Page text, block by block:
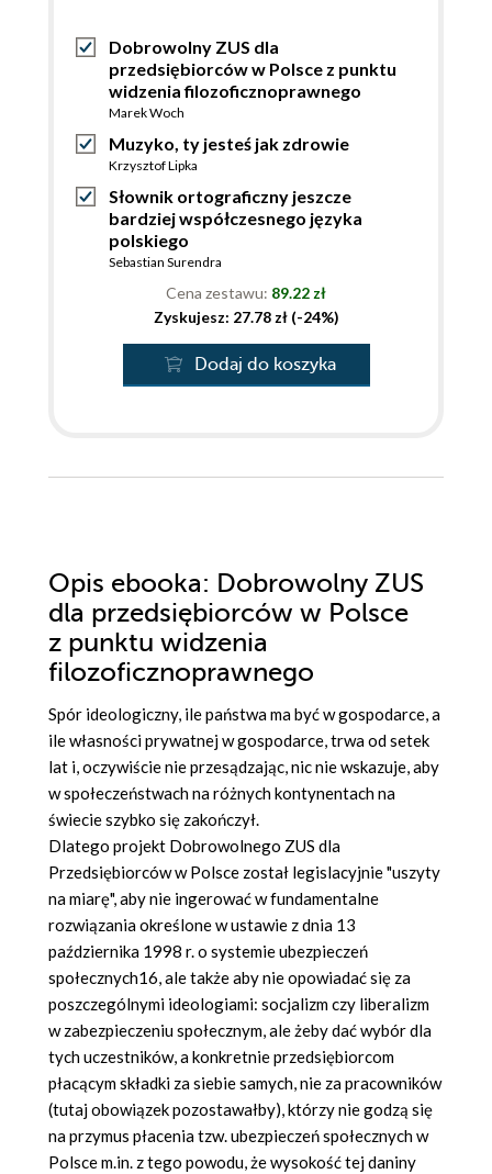
Dobrowolny ZUS dla
przedsiębiorców w Polsce z punktu
widzenia filozoficznoprawnego
Marek Woch
Muzyko, ty jesteś jak zdrowie
Krzysztof Lipka
Słownik ortograficzny jeszcze
bardziej współczesnego języka
polskiego
Sebastian Surendra
Cena zestawu: 89.22 zł
Zyskujesz: 27.78 zł (-24%)
Dodaj do koszyka
Opis ebooka: Dobrowolny ZUS
dla przedsiębiorców w Polsce
z punktu widzenia
filozoficznoprawnego
Spór ideologiczny, ile państwa ma być w gospodarce, a
ile własności prywatnej w gospodarce, trwa od setek
lat i, oczywiście nie przesądzając, nic nie wskazuje, aby
w społeczeństwach na różnych kontynentach na
świecie szybko się zakończył.
Dlatego projekt Dobrowolnego ZUS dla
Przedsiębiorców w Polsce został legislacyjnie "uszyty
na miarę", aby nie ingerować w fundamentalne
rozwiązania określone w ustawie z dnia 13
października 1998 r. o systemie ubezpieczeń
społecznych16, ale także aby nie opowiadać się za
poszczególnymi ideologiami: socjalizm czy liberalizm
w zabezpieczeniu społecznym, ale żeby dać wybór dla
tych uczestników, a konkretnie przedsiębiorcom
płacącym składki za siebie samych, nie za pracowników
(tutaj obowiązek pozostawałby), którzy nie godzą się
na przymus płacenia tzw. ubezpieczeń społecznych w
Polsce m.in. z tego powodu, że wysokość tej daniny